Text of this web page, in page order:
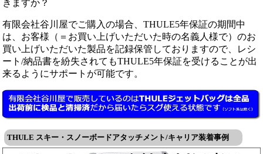
きますか？
有限会社谷川屋でご購入の場合、THULE5年保証の期間中
は、お客様（＝お買い上げいただいた時の名義人様で）のお
買い上げいただいた製品を記録保管しておりますので、レシ
ート/納品書を紛失されてもTHULE5年保証を受けることが出
来るようにサポートが可能です。
THULE スキー・スノーボードアタッチメント/キャリア装着事例